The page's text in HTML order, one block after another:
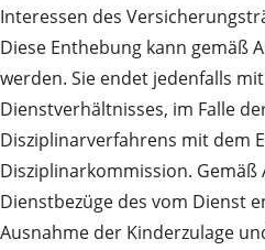
Interessen des
Diese Enthebung kann gemäß
werden. Sie endet jedenfalls
Dienstverhältnisses, im Falle
Disziplinarverfahrens mit dem
Disziplinarkommission. Gemäß
Dienstbezüge des vom Dienst
Ausnahme der Kinderzulage